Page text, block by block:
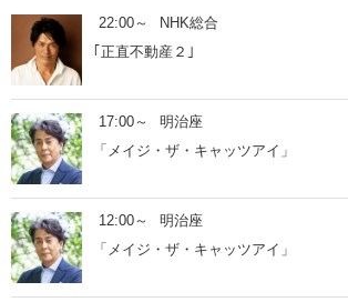
22:00～
NHK総合
｢正直不動産２｣
17:00～
明治座
「メイジ・ザ・キャッツアイ」
12:00～
明治座
「メイジ・ザ・キャッツアイ」